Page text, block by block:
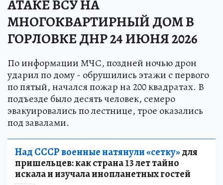
АТАКЕ ВСУ НА
МНОГОКВАРТИРНЫЙ ДОМ В
ГОРЛОВКЕ ДНР 24 ИЮНЯ 2026
По информации МЧС, поздней ночью дрон
ударил по дому - обрушились этажи с первого
по пятый, начался пожар на 200 квадратах. В
подъезде было десять человек, семеро
эвакуировались по лестнице, трое оказались
под завалами.
Над СССР военные натянули «сетку»для
пришельцев: как страна 13 лет тайно
искала и изучала инопланетных гостей